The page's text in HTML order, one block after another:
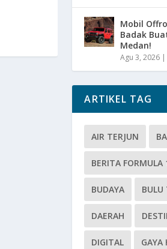
Mobil
Badak
Medan!
Agu 3, 2026 |
ARTIKEL TAG
AIR TERJUN
BERITA FORMULA
BUDAYA BULU
DAERAH
DIGITAL GAYA